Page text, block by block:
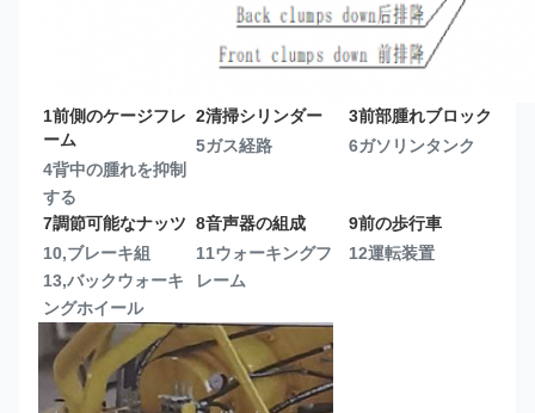
1前側のケージフレ
ーム
4背中の腫れを抑制
する
2清掃シリンダー
5ガス経路
3前部腫れブロック
6ガソリンタンク
7調節可能なナッツ
10,ブレーキ組
13,バックウォーキ
ングホイール
8音声器の組成
11ウォーキングフ
レーム
9前の歩行車
12運転装置